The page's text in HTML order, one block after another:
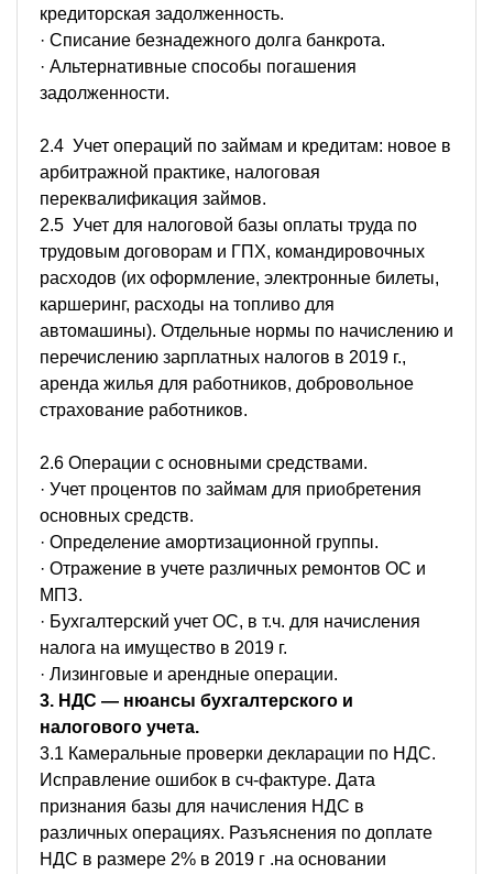
кредиторская задолженность.
· Списание безнадежного долга банкрота.
· Альтернативные способы погашения
задолженности.
2.4 Учет операций по займам и кредитам: новое в
арбитражной практике, налоговая
переквалификация займов.
2.5 Учет для налоговой базы оплаты труда по
трудовым договорам и ГПХ, командировочных
расходов (их оформление, электронные билеты,
каршеринг, расходы на топливо для
автомашины). Отдельные нормы по начислению и
перечислению зарплатных налогов в 2019 г.,
аренда жилья для работников, добровольное
страхование работников.
2.6 Операции с основными средствами.
· Учет процентов по займам для приобретения
основных средств.
· Определение амортизационной группы.
· Отражение в учете различных ремонтов ОС и
МПЗ.
· Бухгалтерский учет ОС, в т.ч. для начисления
налога на имущество в 2019 г.
· Лизинговые и арендные операции.
3. НДС — нюансы бухгалтерского и
налогового учета.
3.1 Камеральные проверки декларации по НДС.
Исправление ошибок в сч-фактуре. Дата
признания базы для начисления НДС в
различных операциях. Разъяснения по доплате
НДС в размере 2% в 2019 г .на основании